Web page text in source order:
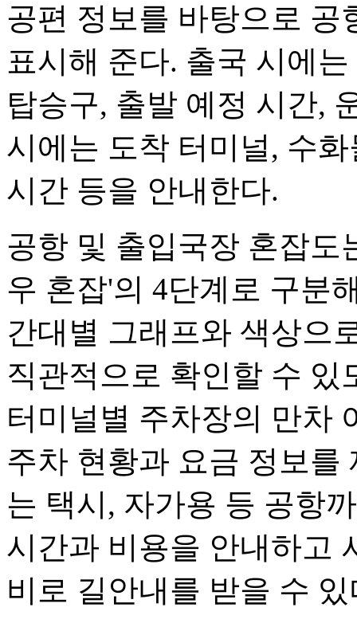
공편 정보를 바탕으로 공
표시해 준다. 출국 시에
탑승구, 출발 예정 시간,
시에는 도착 터미널, 수
시간 등을 안내한다.
공항 및 출입국장 혼잡도
우 혼잡'의 4단계로 구분
간대별 그래프와 색상으
직관적으로 확인할 수 있
터미널별 주차장의 만차
주차 현황과 요금 정보를
는 택시, 자가용 등 공항
시간과 비용을 안내하고
비로 길안내를 받을 수 있